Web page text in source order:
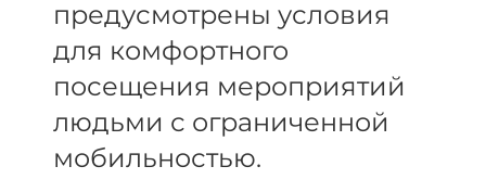
предусмотрены условия
для комфортного
посещения мероприятий
людьми с ограниченной
мобильностью.